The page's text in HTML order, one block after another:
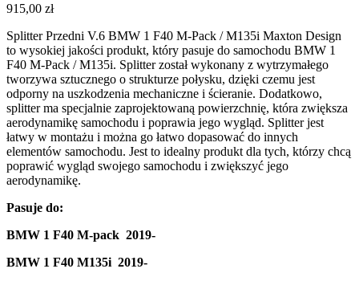
915,00 zł
Splitter Przedni V.6 BMW 1 F40 M-Pack / M135i Maxton Design
to wysokiej jakości produkt, który pasuje do samochodu BMW 1
F40 M-Pack / M135i. Splitter został wykonany z wytrzymałego
tworzywa sztucznego o strukturze połysku, dzięki czemu jest
odporny na uszkodzenia mechaniczne i ścieranie. Dodatkowo,
splitter ma specjalnie zaprojektowaną powierzchnię, która zwiększa
aerodynamikę samochodu i poprawia jego wygląd. Splitter jest
łatwy w montażu i można go łatwo dopasować do innych
elementów samochodu. Jest to idealny produkt dla tych, którzy chcą
poprawić wygląd swojego samochodu i zwiększyć jego
aerodynamikę.
Pasuje do:
BMW 1 F40 M-pack 2019-
BMW 1 F40 M135i 2019-